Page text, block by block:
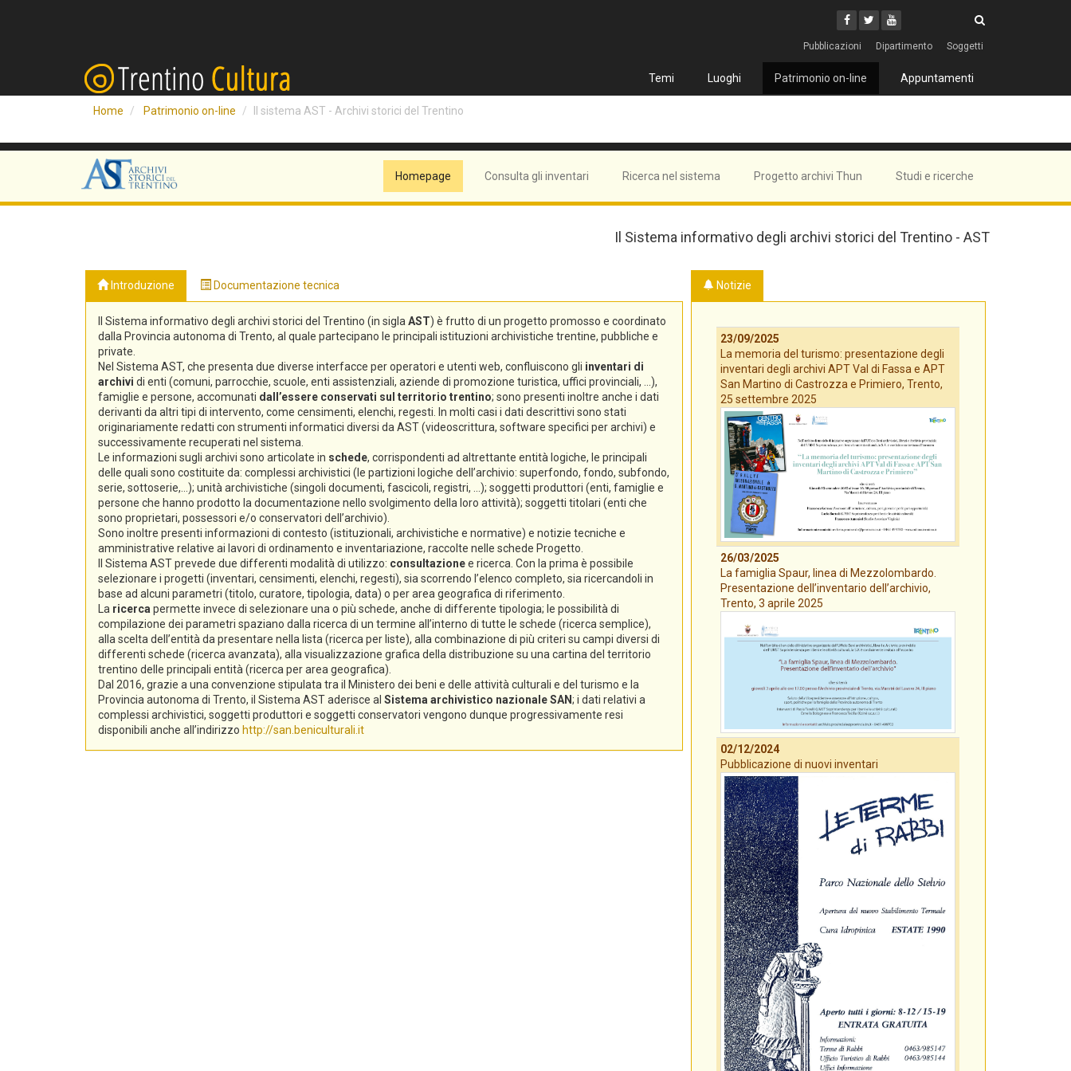
Facebook
Twitter
Youtube
Pubblicazioni Dipartimento Soggetti
Temi Luoghi Patrimonio on-line Appuntamenti
Home Patrimonio on-line Il sistema AST - Archivi storici del Trentino
Homepage Consulta gli inventari Ricerca nel sistema Progetto archivi Thun Studi e ricerche
Il Sistema informativo degli archivi storici del Trentino - AST
Introduzione Documentazione tecnica
Il Sistema informativo degli archivi storici del Trentino (in sigla AST) è frutto di un progetto promosso e coordinato
dalla Provincia autonoma di Trento, al quale partecipano le principali istituzioni archivistiche trentine, pubbliche e
private.
Nel Sistema AST, che presenta due diverse interfacce per operatori e utenti web, confluiscono gli inventari di
archivi di enti (comuni, parrocchie, scuole, enti assistenziali, aziende di promozione turistica, uffici provinciali, ...),
famiglie e persone, accomunati dall’essere conservati sul territorio trentino; sono presenti inoltre anche i dati
derivanti da altri tipi di intervento, come censimenti, elenchi, regesti. In molti casi i dati descrittivi sono stati
originariamente redatti con strumenti informatici diversi da AST (videoscrittura, software specifici per archivi) e
successivamente recuperati nel sistema.
Le informazioni sugli archivi sono articolate in schede, corrispondenti ad altrettante entità logiche, le principali
delle quali sono costituite da: complessi archivistici (le partizioni logiche dell’archivio: superfondo, fondo, subfondo,
serie, sottoserie,...); unità archivistiche (singoli documenti, fascicoli, registri, ...); soggetti produttori (enti, famiglie e
persone che hanno prodotto la documentazione nello svolgimento della loro attività); soggetti titolari (enti che
sono proprietari, possessori e/o conservatori dell’archivio).
Sono inoltre presenti informazioni di contesto (istituzionali, archivistiche e normative) e notizie tecniche e
amministrative relative ai lavori di ordinamento e inventariazione, raccolte nelle schede Progetto.
Il Sistema AST prevede due differenti modalità di utilizzo: consultazionee ricerca. Con la prima è possibile
selezionare i progetti (inventari, censimenti, elenchi, regesti), sia scorrendo l’elenco completo, sia ricercandoli in
base ad alcuni parametri (titolo, curatore, tipologia, data) o per area geografica di riferimento.
La ricerca permette invece di selezionare una o più schede, anche di differente tipologia; le possibilità di
compilazione dei parametri spaziano dalla ricerca di un termine all’interno di tutte le schede (ricerca semplice),
alla scelta dell’entità da presentare nella lista (ricerca per liste), alla combinazione di più criteri su campi diversi di
differenti schede (ricerca avanzata), alla visualizzazione grafica della distribuzione su una cartina del territorio
trentino delle principali entità (ricerca per area geografica).
Dal 2016, grazie a una convenzione stipulata tra il Ministero dei beni e delle attività culturali e del turismo e la
Provincia autonoma di Trento, il Sistema AST aderisce al Sistema archivistico nazionale SAN; i dati relativi a
complessi archivistici, soggetti produttori e soggetti conservatori vengono dunque progressivamente resi
disponibili anche all’indirizzo http://san.beniculturali.it
Notizie
23/09/2025
La memoria del turismo: presentazione degli
inventari degli archivi APT Val di Fassa e APT
San Martino di Castrozza e Primiero, Trento,
25 settembre 2025
26/03/2025
La famiglia Spaur, linea di Mezzolombardo.
Presentazione dell’inventario dell’archivio,
Trento, 3 aprile 2025
02/12/2024
Pubblicazione di nuovi inventari